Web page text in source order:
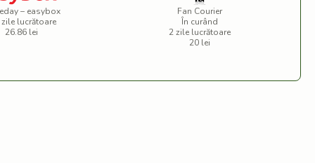
– easybox
lucrătoare
26.86 lei
Fan Courier
În curând
2 zile lucrătoare
20 lei